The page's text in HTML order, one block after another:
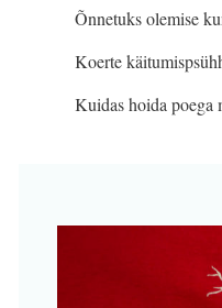
Õnnetuks olemise
Koerte
Kuidas hoida poega